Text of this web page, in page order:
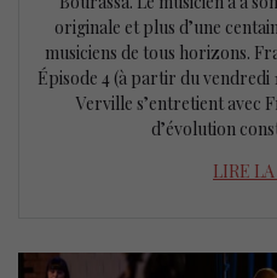
originale et plus d’une
musiciens de tous horizons.
Épisode 4 (à partir du vendredi
Verville s’entretient avec
d’évolution
LIRE